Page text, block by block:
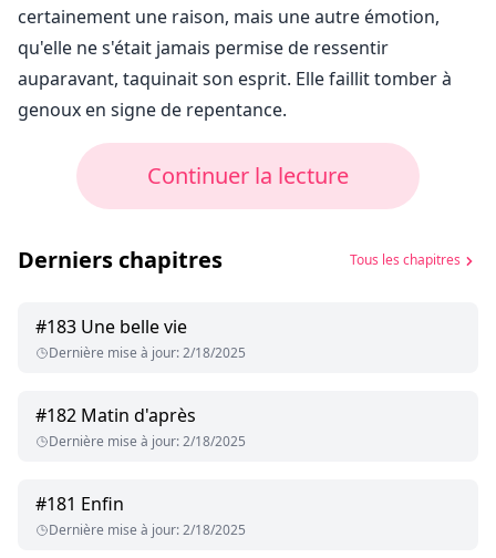
certainement une raison, mais une autre émotion,
qu'elle ne s'était jamais permise de ressentir
auparavant, taquinait son esprit. Elle faillit tomber à
genoux en signe de repentance.
Continuer la lecture
Derniers chapitres Tous les chapitres
#183 Une belle vie
Dernière mise à jour:2/18/2025
#182 Matin d'après
Dernière mise à jour:2/18/2025
#181 Enfin
Dernière mise à jour:2/18/2025